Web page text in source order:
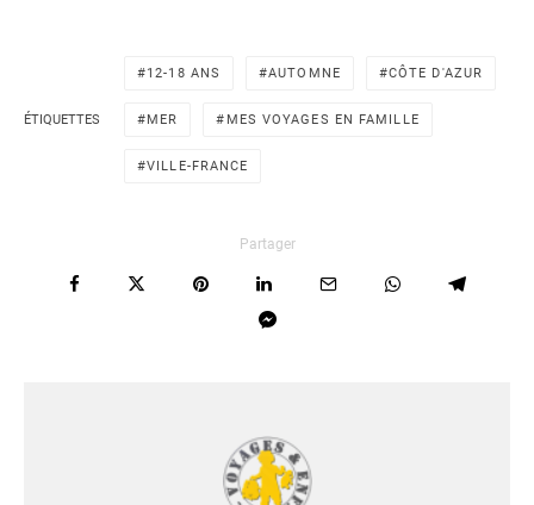
ÉTIQUETTES
12-18 ANS AUTOMNE CÔTE D'AZUR
MER MES VOYAGES EN FAMILLE
VILLE-FRANCE
Partager